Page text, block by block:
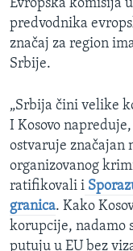
Evropska komisija
predvodnika
značaj za region
Srbije.
„Srbija čini velike
I Kosovo
ostvaruje značajan
organizovanog
ratifikovali i
granica. Kako
korupcije, nadamo
putuju u EU bez